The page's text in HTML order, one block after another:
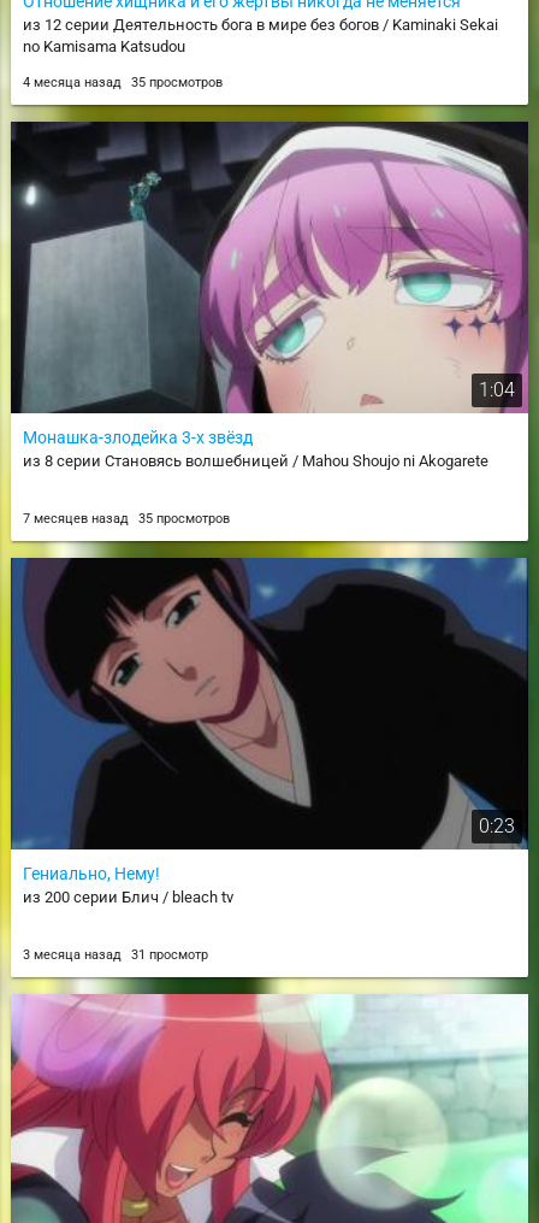
из 12 серии Деятельность бога в мире без богов / Kaminaki Sekai
no Kamisama Katsudou
4 месяца назад 35 просмотров
1:04
Монашка-злодейка 3-х звёзд
из 8 серии Становясь волшебницей / Mahou Shoujo ni Akogarete
7 месяцев назад 35 просмотров
0:23
Гениально, Нему!
из 200 серии Блич / bleach tv
3 месяца назад 31 просмотр